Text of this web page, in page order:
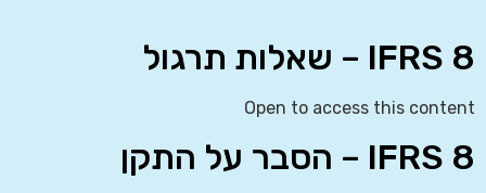
IFRS 8 – שאלות תרגול
Open to access this content
IFRS 8 – הסבר על התקן